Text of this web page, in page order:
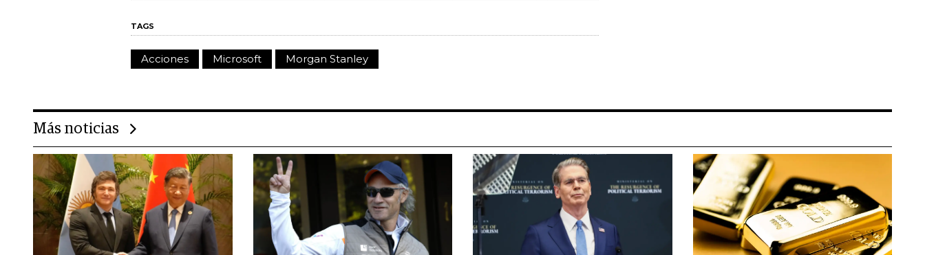
TAGS
Acciones Microsoft Morgan Stanley
Más noticias